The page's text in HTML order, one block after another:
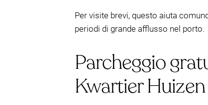
Per visite brevi, questo aiuta
periodi di grande afflusso nel porto.
Parcheggio
Kwartier Huizen